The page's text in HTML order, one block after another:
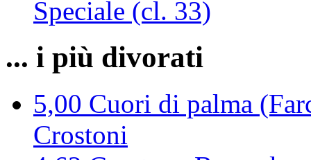
Speciale (cl. 33)
... i più divorati
5,00 Cuori di palma
Crostoni